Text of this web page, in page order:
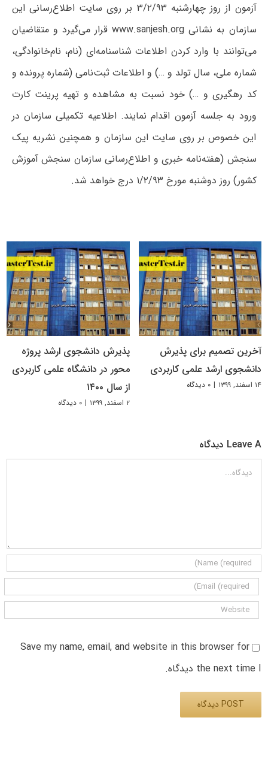
آزمون از روز چهار‌‌شنبه ۳/۲/۹۳ بر روی سایت اطلاع‌رسانی این
سازمان به نشانی www.sanjesh.org قرار می‌گیرد و متقاضیان
می‌توانند با وارد کردن اطلاعات شناسنامه‌ای (نام، نام‌خانوادگی،
شماره ملی، سال تولد و …) و اطلاعات ثبت‌نامی (شماره پرونده و
کد رهگیری و …) خود نسبت به مشاهده و تهیه پرینت کارت
ورود به جلسه آزمون اقدام نمایند. اطلاعیه تکمیلی سازمان در
این خصوص بر روی سایت این سازمان و همچنین نشریه پیک
سنجش (هفته‌نامه خبری و اطلاع‌رسانی سازمان سنجش آموزش
کشور) روز دوشنبه مورخ ۱/۲/۹۳ درج خواهد شد.
آخرین تصمیم برای پذیرش
دانشجوی ارشد علمی کاربردی
۱۴ اسفند, ۱۳۹۹ | ۰ دیدگاه
پذیرش دانشجوی ارشد پروژه
محور در دانشگاه علمی کاربردی
از سال ۱۴۰۰
۲ اسفند, ۱۳۹۹ | ۰ دیدگاه
Leave A دیدگاه
دیدگاه
Save my name, email, and website in this browser for
the next time I دیدگاه.